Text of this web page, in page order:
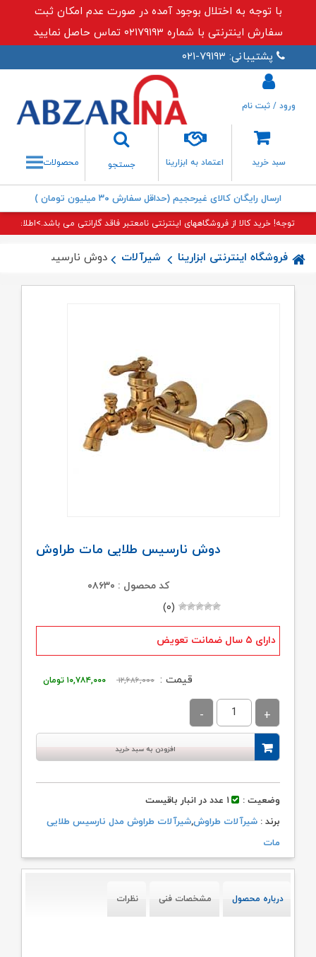
با توجه به اختلال بوجود آمده در صورت عدم امکان ثبت
سفارش اینترنتی با شماره ۰۲۱۷۹۱۹۳ تماس حاصل نمایید
پشتیبانی: ۷۹۱۹۳-۰۲۱
سبد خرید اعتماد به ابزارینا
جستجو
جستجو
ورود / ثبت نام
محصولات
ارسال رایگان کالای غیرحجیم (حداقل سفارش ۳۰ میلیون تومان )
توجه! خرید کالا از فروشگاههای اینترنتی نامعتبر فاقد گارانتی می باشد.>اطلاعات
فروشگاه اینترنتی ابزارینا شیرآلات دوش نارسیس طلایی
دوش نارسیس طلایی مات طراوش
کد محصول : ۰۸۶۳۰
(۰)
دارای ۵ سال ضمانت تعویض
قیمت : ۱۲,۶۸۶,۰۰۰
قیمت
۱۰,۷۸۴,۰۰۰ تومان
افزودن به سبد خرید
وضعیت :
۱ عدد در انبار باقیست
برند : شیرآلات طراوش,شیرآلات طراوش مدل نارسیس طلایی
مات
درباره محصول مشخصات فنی نظرات